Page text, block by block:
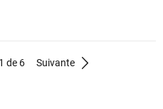
de 6 Suivante